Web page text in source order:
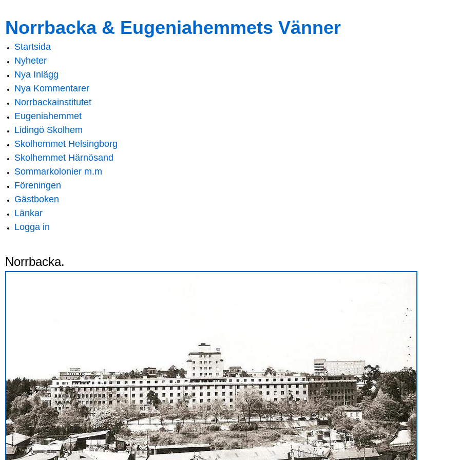
main
content
navigation
Norrbacka & Eugeniahemmets Vänner
Main menu
Startsida
Nyheter
Nya Inlägg
Nya Kommentarer
Norrbackainstitutet
Eugeniahemmet
Lidingö Skolhem
Skolhemmet Helsingborg
Skolhemmet Härnösand
Sommarkolonier m.m
Föreningen
Gästboken
Länkar
Logga in
Norrbacka.